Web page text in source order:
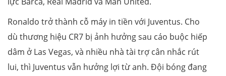
Ronaldo trở thành cỗ máy in tiền với Juventus. Cho
dù thương hiệu CR7 bị ảnh hưởng sau cáo buộc hiếp
dâm ở Las Vegas, và nhiều nhà tài trợ cân nhắc rút
lui, thì Juventus vẫn hưởng lợi từ anh. Đội bóng đang